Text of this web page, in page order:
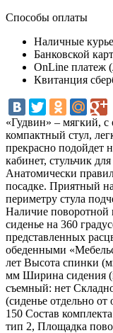
Способы оплаты
Наличные
Банковской
OnLine платеж
Квитанция
«Гудвин» – мягкий,
компактный стул,
прекрасно подойдет
кабинет, стульчик
Анатомически
посадке. Приятный
периметру стула
Наличие поворотной
сиденье на 360
представленных
обеденными
лет Высота спинки
мм Ширина сидения
съемный: нет
(сиденье отдельно
150 Состав
тип 2, Площадка